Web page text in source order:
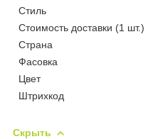
Стиль
Стоимость доставки (1 шт.)
Страна
Фасовка
Цвет
Штрихкод
Скрыть